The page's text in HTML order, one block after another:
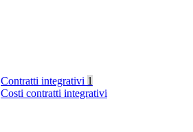
Contratti integrativi 1
Costi contratti integrativi